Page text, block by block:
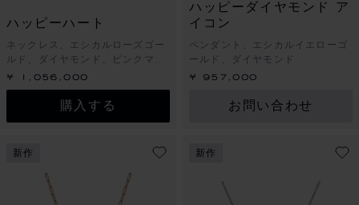
ハッピーハート
ネックレス、エシカルローズゴー
ルド、ダイヤモンド、ピンクマザ
ーオブパール
¥ 1,056,000
購入する
ハッピーダイヤモンド ア
イコン
ペンダント、エシカルイエローゴ
ールド、ダイヤモンド
¥ 957,000
お問い合わせ
新作 新作